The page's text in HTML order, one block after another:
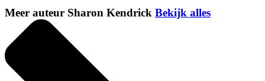
Meer auteur Sharon Kendrick Bekijk alles